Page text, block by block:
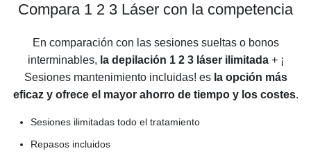
Compara 1 2 3 Láser con la competencia
En comparación con las sesiones sueltas o bonos
interminables, la depilación 1 2 3 láser ilimitada+ ¡
Sesiones mantenimiento incluidas! es la opción más
eficaz y ofrece el mayor ahorro de tiempo y los costes.
Sesiones ilimitadas todo el tratamiento
Repasos incluidos